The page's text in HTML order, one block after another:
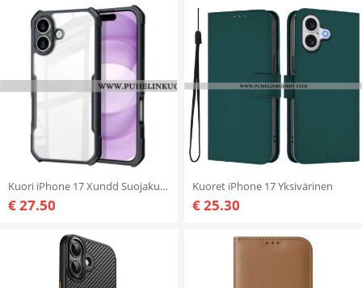
Kuori iPhone 17 Xundd Suojakuori
€ 27.50
Kuoret iPhone 17 Yksivärinen
€ 25.30